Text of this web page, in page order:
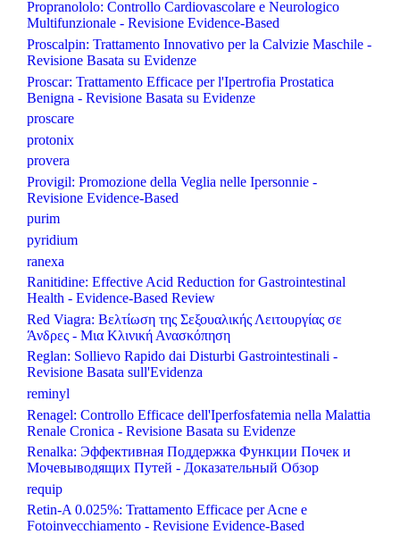
Propranololo: Controllo Cardiovascolare e Neurologico
Multifunzionale - Revisione Evidence-Based
Proscalpin: Trattamento Innovativo per la Calvizie Maschile -
Revisione Basata su Evidenze
Proscar: Trattamento Efficace per l'Ipertrofia Prostatica
Benigna - Revisione Basata su Evidenze
proscare
protonix
provera
Provigil: Promozione della Veglia nelle Ipersonnie -
Revisione Evidence-Based
purim
pyridium
ranexa
Ranitidine: Effective Acid Reduction for Gastrointestinal
Health - Evidence-Based Review
Red Viagra: Βελτίωση της Σεξουαλικής Λειτουργίας σε
Άνδρες - Μια Κλινική Ανασκόπηση
Reglan: Sollievo Rapido dai Disturbi Gastrointestinali -
Revisione Basata sull'Evidenza
reminyl
Renagel: Controllo Efficace dell'Iperfosfatemia nella Malattia
Renale Cronica - Revisione Basata su Evidenze
Renalka: Эффективная Поддержка Функции Почек и
Мочевыводящих Путей - Доказательный Обзор
requip
Retin-A 0.025%: Trattamento Efficace per Acne e
Fotoinvecchiamento - Revisione Evidence-Based